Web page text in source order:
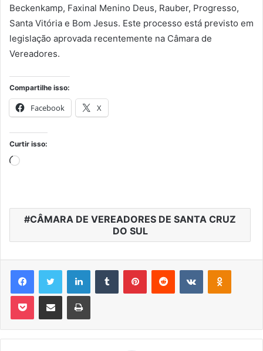
Beckenkamp, Faxinal Menino Deus, Rauber, Progresso,
Santa Vitória e Bom Jesus. Este processo está previsto em
legislação aprovada recentemente na Câmara de
Vereadores.
Compartilhe isso:
Facebook X
Curtir isso:
Carregando...
CÂMARA DE VEREADORES DE SANTA CRUZ
DO SUL
FacebookTwitter LinkedinTumblr PinterestReddit VK OK
Pocket Compartilhar via e-mail Imprimir